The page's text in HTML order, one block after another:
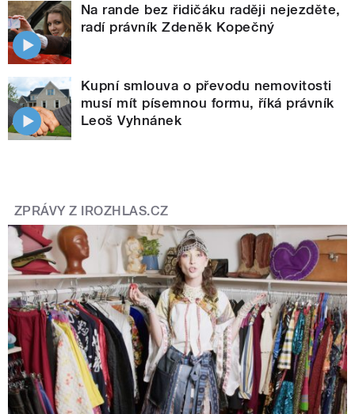
Na rande bez řidičáku raději nejezděte,
radí právník Zdeněk Kopečný
Kupní smlouva o převodu nemovitosti
musí mít písemnou formu, říká právník
Leoš Vyhnánek
ZPRÁVY Z IROZHLAS.CZ